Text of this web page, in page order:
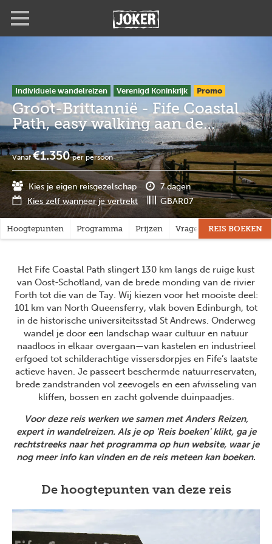
Individuele wandelreizen Verenigd Koninkrijk Promo
Groot-Brittannië - Fife Coastal
Path, easy walking aan de
Schotse Noordzeekust
Vanaf€1.350per persoon
Kies je eigen reisgezelschap
7 dagen
Kies zelf wanneer je vertrekt
GBAR07
Hoogtepunten Programma Prijzen Vragen? REIS BOEKEN
Het Fife Coastal Path slingert 130 km langs de ruige kust
van Oost-Schotland, van de brede monding van de rivier
Forth tot die van de Tay. Wij kiezen voor het mooiste deel:
101 km van North Queensferry, vlak boven Edinburgh, tot
in de historische universiteitsstad St Andrews. Onderweg
wandel je door een landschap waar cultuur en natuur
naadloos in elkaar overgaan—van kastelen en industrieel
erfgoed tot schilderachtige vissersdorpjes en Fife’s laatste
actieve haven. Je passeert beschermde natuurreservaten,
brede zandstranden vol zeevogels en een afwisseling van
kliffen, bossen en zacht golvende duinpaadjes.
Voor deze reis werken we samen met Anders Reizen,
expert in wandelreizen. Als je op 'Reis boeken' klikt, ga je
rechtstreeks naar het programma op hun website, waar je
nog meer info kan vinden en de reis meteen kan boeken.
De hoogtepunten van deze reis